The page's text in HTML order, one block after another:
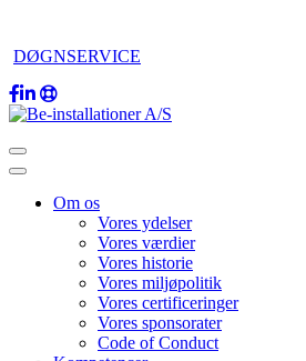
DØGNSERVICE
Om os
Vores ydelser
Vores værdier
Vores historie
Vores miljøpolitik
Vores certificeringer
Vores sponsorater
Code of Conduct